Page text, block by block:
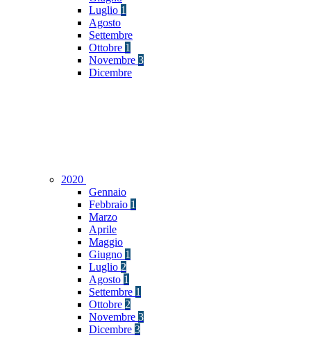
Luglio 1
Agosto
Settembre
Ottobre 1
Novembre 3
Dicembre
2020
Gennaio
Febbraio 1
Marzo
Aprile
Maggio
Giugno 1
Luglio 2
Agosto 1
Settembre 1
Ottobre 2
Novembre 3
Dicembre 3